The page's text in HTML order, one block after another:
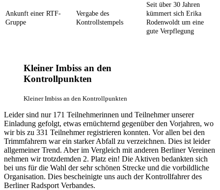
Ankunft einer RTF-
Gruppe
Vergabe des
Kontrollstempels
Seit über 30 Jahren
kümmert sich Erika
Rodenwoldt um eine
gute Verpflegung
Kleiner Imbiss an den
Kontrollpunkten
Kleiner Imbiss an den Kontrollpunkten
Leider sind nur 171 Teilnehmerinnen und Teilnehmer unserer
Einladung gefolgt, etwas ernüchternd gegenüber den Vorjahren, wo
wir bis zu 331 Teilnehmer registrieren konnten. Vor allen bei den
Trimmfahrern war ein starker Abfall zu verzeichnen. Dies ist leider
allgemeiner Trend. Aber im Vergleich mit anderen Berliner Vereinen
nehmen wir trotzdemden 2. Platz ein! Die Aktiven bedankten sich
bei uns für die Wahl der sehr schönen Strecke und die vorbildliche
Organisation. Dies bescheinigte uns auch der Kontrollfahrer des
Berliner Radsport Verbandes.